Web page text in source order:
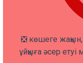
❎ көшеге
ұйқыға әсер етуі